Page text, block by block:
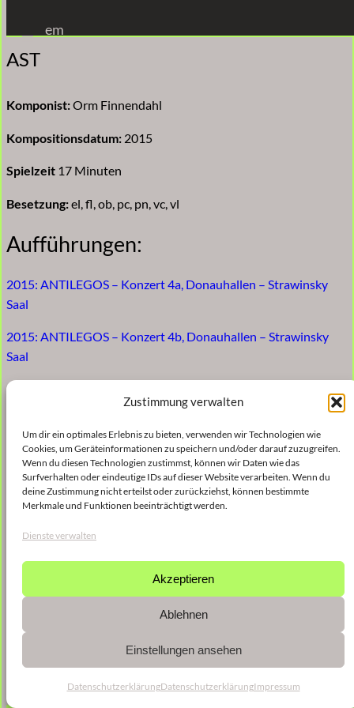
Zustimmung verwalten
Um dir ein optimales Erlebnis zu bieten, verwenden wir Technologien wie
Cookies, um Geräteinformationen zu speichern und/oder darauf zuzugreifen.
Wenn du diesen Technologien zustimmst, können wir Daten wie das
Surfverhalten oder eindeutige IDs auf dieser Website verarbeiten. Wenn du
deine Zustimmung nicht erteilst oder zurückziehst, können bestimmte
Merkmale und Funktionen beeinträchtigt werden.
Dienste verwalten
Akzeptieren
Ablehnen
Einstellungen ansehen
DatenschutzerklärungDatenschutzerklärungImpressum
Inhalt
springen
em
AST
Komponist:Orm Finnendahl
Kompositionsdatum: 2015
Spielzeit 17 Minuten
Besetzung:el, fl, ob, pc, pn, vc, vl
Aufführungen:
2015: ANTILEGOS – Konzert 4a, Donauhallen – Strawinsky
Saal
2015: ANTILEGOS – Konzert 4b, Donauhallen – Strawinsky
Saal
2016: MINUTIEUS COMPOSITIESYSTEEM, Muziekcentrum
2016: Diskrete Maschinen, Treibhaus, Turm
2016: ANTILEGOS, Kulturbrauerei Berlin – Kesselhaus